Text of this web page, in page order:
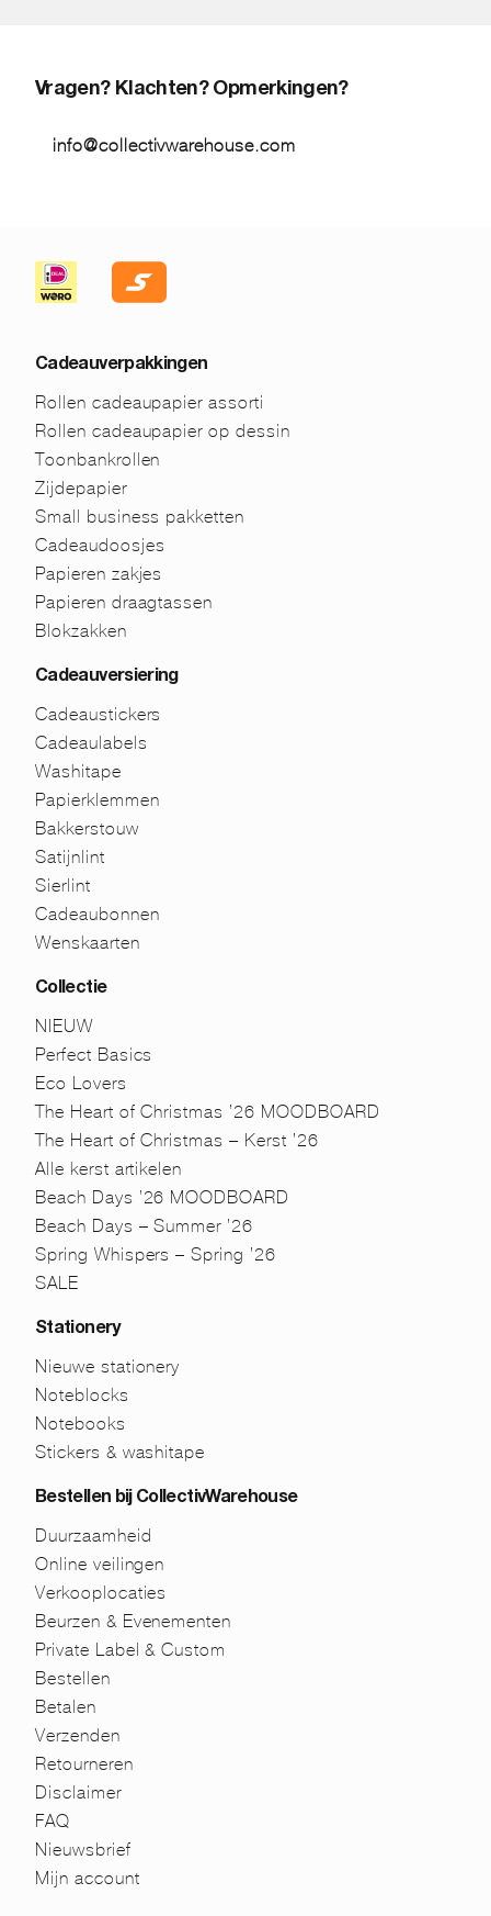
Vragen? Klachten? Opmerkingen?
info@collectivwarehouse.com
Cadeauverpakkingen
Rollen cadeaupapier assorti
Rollen cadeaupapier op dessin
Toonbankrollen
Zijdepapier
Small business pakketten
Cadeaudoosjes
Papieren zakjes
Papieren draagtassen
Blokzakken
Cadeauversiering
Cadeaustickers
Cadeaulabels
Washitape
Papierklemmen
Bakkerstouw
Satijnlint
Sierlint
Cadeaubonnen
Wenskaarten
Collectie
NIEUW
Perfect Basics
Eco Lovers
The Heart of Christmas ’26 MOODBOARD
The Heart of Christmas – Kerst ’26
Alle kerst artikelen
Beach Days ’26 MOODBOARD
Beach Days – Summer ’26
Spring Whispers – Spring ’26
SALE
Stationery
Nieuwe stationery
Noteblocks
Notebooks
Stickers & washitape
Bestellen bij CollectivWarehouse
Duurzaamheid
Online veilingen
Verkooplocaties
Beurzen & Evenementen
Private Label & Custom
Bestellen
Betalen
Verzenden
Retourneren
Disclaimer
FAQ
Nieuwsbrief
Mijn account